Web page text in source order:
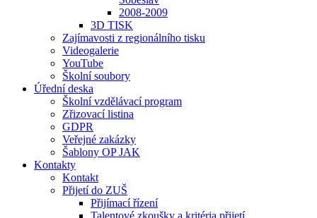
2008-2009
3D TISK
Zajímavosti z regionálního tisku
Videogalerie
YouTube
Školní soubory
Úřední deska
Školní vzdělávací program
Zřizovací listina
GDPR
Veřejné zakázky
Šablony OP JAK
Kontakty
Kontakt
Přijetí do ZUŠ
Přijímací řízení
Talentové zkoušky a kritéria přijetí